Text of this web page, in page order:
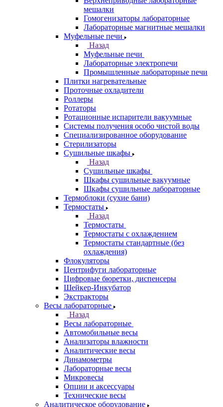
мешалки
Гомогенизаторы лабораторные
Лабораторные магнитные мешалки
Муфельные печи
Назад
Муфельные печи
Лабораторные электропечи
Промышленные лабораторные печи
Плитки нагревательные
Проточные охладители
Роллеры
Ротаторы
Ротационные испарители вакуумные
Системы получения особо чистой воды
Специализированное оборудование
Стерилизаторы
Сушильные шкафы
Назад
Сушильные шкафы
Шкафы сушильные вакуумные
Шкафы сушильные лабораторные
Термоблоки (сухие бани)
Термостаты
Назад
Термостаты
Термостаты с охлаждением
Термостаты стандартные (без
охлаждения)
Флокуляторы
Центрифуги лабораторные
Цифровые бюретки, диспенсеры
Шейкер-Инкубатор
Экстракторы
Весы лабораторные
Назад
Весы лабораторные
Автомобильные весы
Анализаторы влажности
Аналитические весы
Динамометры
Лабораторные весы
Микровесы
Опции и аксессуары
Технические весы
Аналитическое оборудование